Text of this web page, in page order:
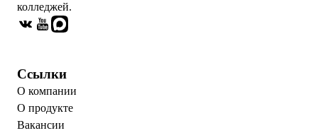
колледжей.
Ссылки
О компании
О продукте
Вакансии